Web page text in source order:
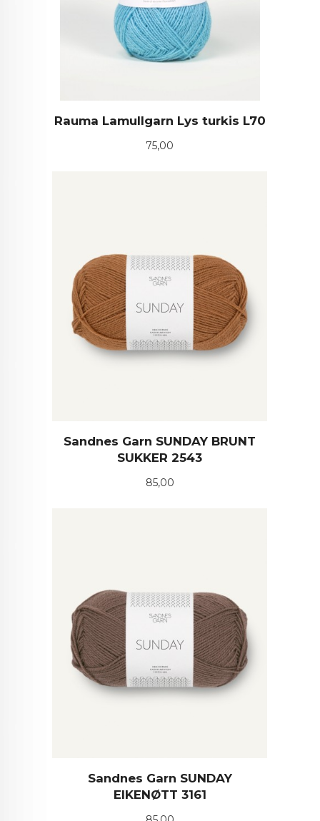
Rauma Lamullgarn Lys turkis L70
Pris
75,00
Sandnes Garn SUNDAY BRUNT
SUKKER 2543
Pris
85,00
Sandnes Garn SUNDAY
EIKENØTT 3161